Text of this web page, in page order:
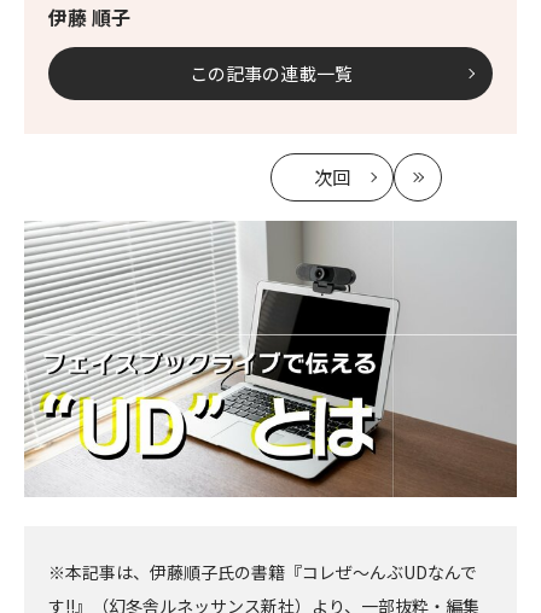
伊藤 順子
この記事の連載一覧
次回
記
へ
最
新
※本記事は、伊藤順子氏の書籍『コレぜ～んぶUDなんで
す!!』（幻冬舎ルネッサンス新社）より、一部抜粋・編集